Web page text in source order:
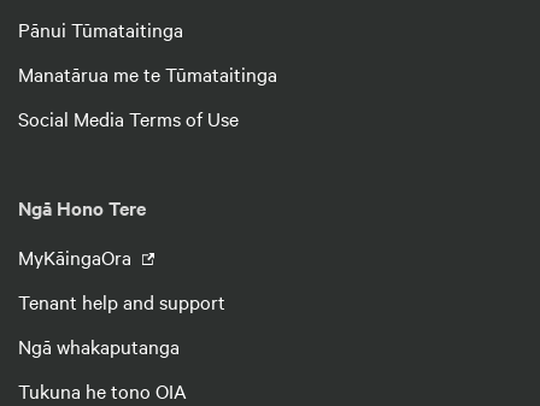
Pānui Tūmataitinga
Manatārua me te Tūmataitinga
Social Media Terms of Use
Ngā Hono Tere
MyKāingaOra
Tenant help and support
Ngā whakaputanga
Tukuna he tono OIA